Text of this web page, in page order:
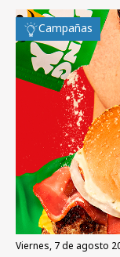
Campañas
viernes, 7 de agosto